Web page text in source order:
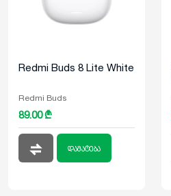
Redmi Buds 8 Lite White
Redmi Buds
89.00 ₾
დამატება